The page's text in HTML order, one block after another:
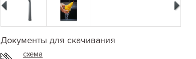
Документы для скачивания
схема